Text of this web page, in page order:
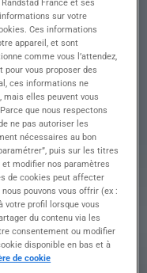
?
pour évaluer,
en
optimale
différents types
complexes
avancés
adaptées
chaque
des
et l'entretien
réparations
France et ses
sur votre
Ces informations
appareil, et sont
comme vous l’attendez,
vous proposer des
ces informations ne
elles peuvent vous
que nous respectons
ne pas autoriser les
nécessaires au bon
puis sur les titres
modifier nos paramètres
de cookies peut affecter
pouvons vous offrir (ex :
votre profil lorsque vous
du contenu via les
consentement ou modifier
disponible en bas et à
de cookie